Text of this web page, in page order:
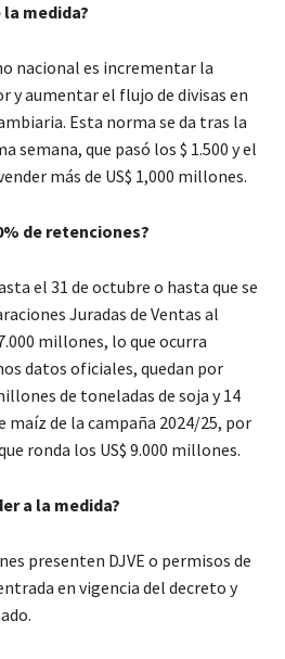
medida?
nacional es incrementar la
y aumentar el flujo de divisas en
Esta norma se da tras la
semana, que pasó los $ 1.500 y el
más de US$ 1,000 millones.
de retenciones?
el 31 de octubre o hasta que se
Juradas de Ventas al
millones, lo que ocurra
datos oficiales, quedan por
de toneladas de soja y 14
maíz de la campaña 2024/25, por
ronda los US$ 9.000 millones.
a la medida?
presenten DJVE o permisos de
en vigencia del decreto y